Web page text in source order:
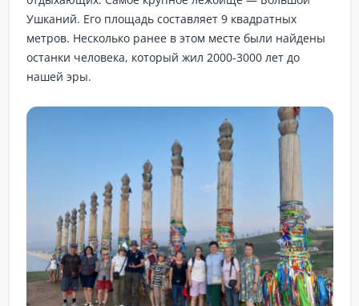
Ушканий. Его площадь составляет 9 квадратных
метров. Несколько ранее в этом месте были найдены
останки человека, который жил 2000-3000 лет до
нашей эры.